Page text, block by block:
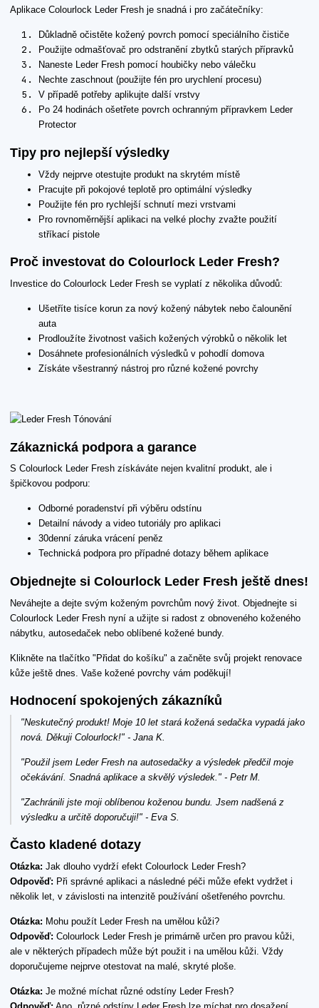
Aplikace Colourlock Leder Fresh je snadná i pro začátečníky:
Důkladně očistěte kožený povrch pomocí speciálního čističe
Použijte odmašťovač pro odstranění zbytků starých přípravků
Naneste Leder Fresh pomocí houbičky nebo válečku
Nechte zaschnout (použijte fén pro urychlení procesu)
V případě potřeby aplikujte další vrstvy
Po 24 hodinách ošetřete povrch ochranným přípravkem Leder
Protector
Tipy pro nejlepší výsledky
Vždy nejprve otestujte produkt na skrytém místě
Pracujte při pokojové teplotě pro optimální výsledky
Použijte fén pro rychlejší schnutí mezi vrstvami
Pro rovnoměrnější aplikaci na velké plochy zvažte použití
stříkací pistole
Proč investovat do Colourlock Leder Fresh?
Investice do Colourlock Leder Fresh se vyplatí z několika důvodů:
Ušetříte tisíce korun za nový kožený nábytek nebo čalounění
auta
Prodloužíte životnost vašich kožených výrobků o několik let
Dosáhnete profesionálních výsledků v pohodlí domova
Získáte všestranný nástroj pro různé kožené povrchy
Zákaznická podpora a garance
S Colourlock Leder Fresh získáváte nejen kvalitní produkt, ale i
špičkovou podporu:
Odborné poradenství při výběru odstínu
Detailní návody a video tutoriály pro aplikaci
30denní záruka vrácení peněz
Technická podpora pro případné dotazy během aplikace
Objednejte si Colourlock Leder Fresh ještě dnes!
Neváhejte a dejte svým koženým povrchům nový život. Objednejte si
Colourlock Leder Fresh nyní a užijte si radost z obnoveného koženého
nábytku, autosedaček nebo oblíbené kožené bundy.
Klikněte na tlačítko "Přidat do košíku" a začněte svůj projekt renovace
kůže ještě dnes. Vaše kožené povrchy vám poděkují!
Hodnocení spokojených zákazníků
"Neskutečný produkt! Moje 10 let stará kožená sedačka vypadá jako
nová. Děkuji Colourlock!" - Jana K.
"Použil jsem Leder Fresh na autosedačky a výsledek předčil moje
očekávání. Snadná aplikace a skvělý výsledek." - Petr M.
"Zachránili jste moji oblíbenou koženou bundu. Jsem nadšená z
výsledku a určitě doporučuji!" - Eva S.
Často kladené dotazy
Otázka: Jak dlouho vydrží efekt Colourlock Leder Fresh?
Odpověď: Při správné aplikaci a následné péči může efekt vydržet i
několik let, v závislosti na intenzitě používání ošetřeného povrchu.
Otázka: Mohu použít Leder Fresh na umělou kůži?
Odpověď: Colourlock Leder Fresh je primárně určen pro pravou kůži,
ale v některých případech může být použit i na umělou kůži. Vždy
doporučujeme nejprve otestovat na malé, skryté ploše.
Otázka: Je možné míchat různé odstíny Leder Fresh?